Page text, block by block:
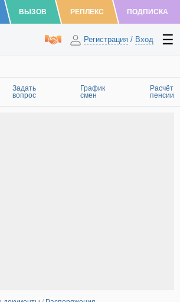
ВЫЗОВ РЕПЛЕКС ПОДПИСКА
Регистрация / Вход
Задать
вопрос
График
смен
Расчёт
пенсии